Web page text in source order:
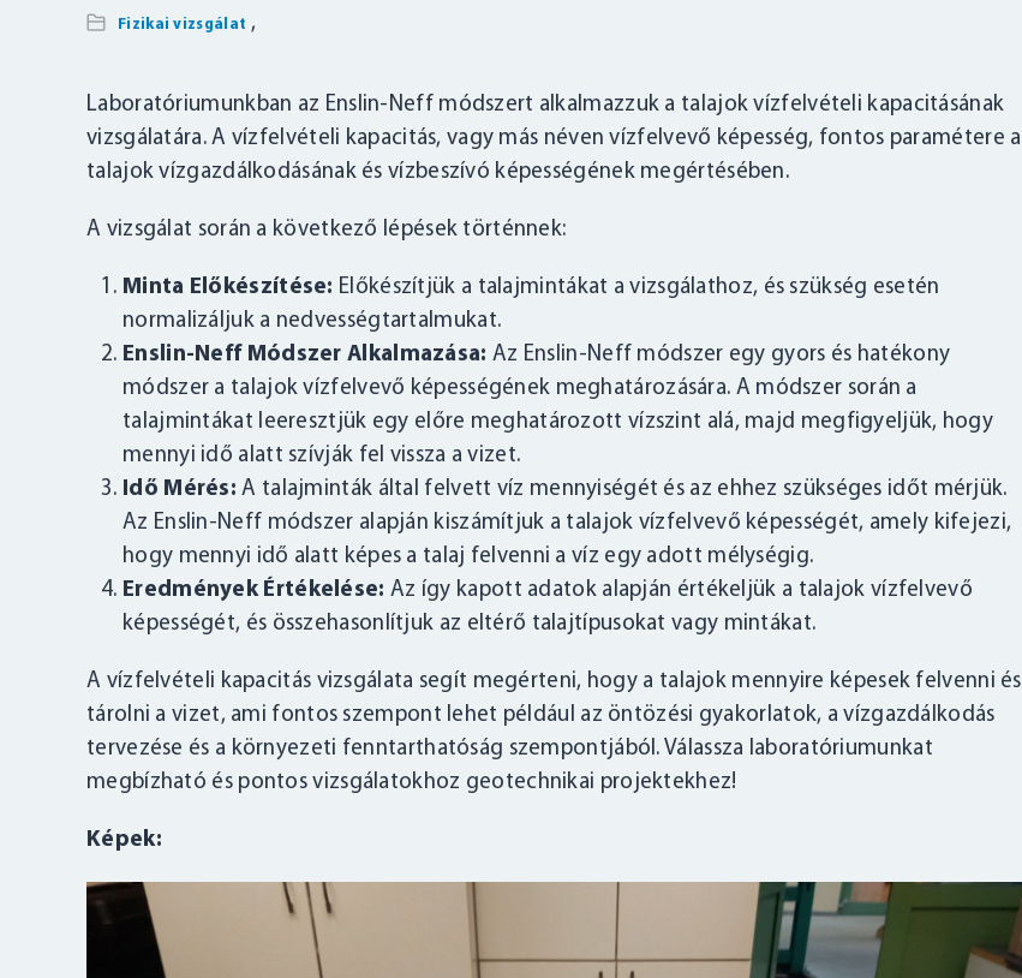
Fizikai vizsgálat ,
Laboratóriumunkban az Enslin-Neff módszert alkalmazzuk a talajok vízfelvételi kapacitásának
vizsgálatára. A vízfelvételi kapacitás, vagy más néven vízfelvevő képesség, fontos paramétere a
talajok vízgazdálkodásának és vízbeszívó képességének megértésében.
A vizsgálat során a következő lépések történnek:
Minta Előkészítése: Előkészítjük a talajmintákat a vizsgálathoz, és szükség esetén
normalizáljuk a nedvességtartalmukat.
Enslin-Neff Módszer Alkalmazása: Az Enslin-Neff módszer egy gyors és hatékony
módszer a talajok vízfelvevő képességének meghatározására. A módszer során a
talajmintákat leeresztjük egy előre meghatározott vízszint alá, majd megfigyeljük, hogy
mennyi idő alatt szívják fel vissza a vizet.
Idő Mérés: A talajminták által felvett víz mennyiségét és az ehhez szükséges időt mérjük.
Az Enslin-Neff módszer alapján kiszámítjuk a talajok vízfelvevő képességét, amely kifejezi,
hogy mennyi idő alatt képes a talaj felvenni a víz egy adott mélységig.
Eredmények Értékelése: Az így kapott adatok alapján értékeljük a talajok vízfelvevő
képességét, és összehasonlítjuk az eltérő talajtípusokat vagy mintákat.
A vízfelvételi kapacitás vizsgálata segít megérteni, hogy a talajok mennyire képesek felvenni és
tárolni a vizet, ami fontos szempont lehet például az öntözési gyakorlatok, a vízgazdálkodás
tervezése és a környezeti fenntarthatóság szempontjából. Válassza laboratóriumunkat
megbízható és pontos vizsgálatokhoz geotechnikai projektekhez!
Képek: